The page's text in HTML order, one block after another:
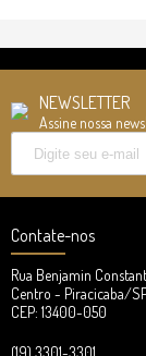
NEWSLETTER
Assine nossa
Contate-nos
Rua Benjamin
Centro - Piracicaba/
CEP: 13400-050
(19) 3301-3301